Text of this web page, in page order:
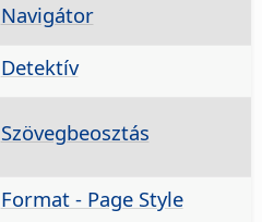
Navigátor
Detektív
Szövegbeosztás
Format - Page Style